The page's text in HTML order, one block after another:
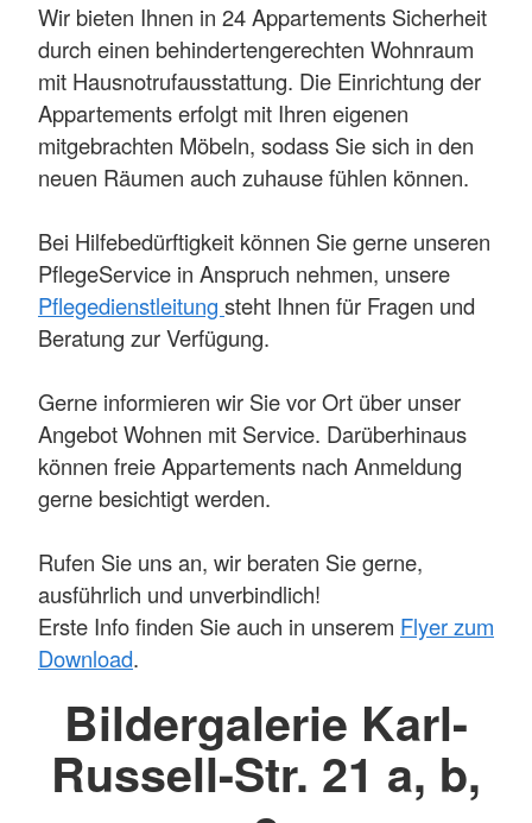
Wir bieten Ihnen in 24 Appartements Sicherheit
durch einen behindertengerechten Wohnraum
mit Hausnotrufausstattung. Die Einrichtung der
Appartements erfolgt mit Ihren eigenen
mitgebrachten Möbeln, sodass Sie sich in den
neuen Räumen auch zuhause fühlen können.
Bei Hilfebedürftigkeit können Sie gerne unseren
PflegeService in Anspruch nehmen, unsere
Pflegedienstleitung steht Ihnen für Fragen und
Beratung zur Verfügung.
Gerne informieren wir Sie vor Ort über unser
Angebot Wohnen mit Service. Darüberhinaus
können freie Appartements nach Anmeldung
gerne besichtigt werden.
Rufen Sie uns an, wir beraten Sie gerne,
ausführlich und unverbindlich!
Erste Info finden Sie auch in unserem Flyer zum
Download.
Bildergalerie Karl-
Russell-Str. 21 a, b,